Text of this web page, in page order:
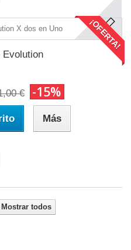
¡OFERTA!
Evolution
€ -15%
Más
Mostrar todos